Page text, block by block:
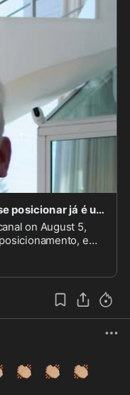
Raul Canal on Instagram: "Não se posicionar já é um posicionamento, e ele diz: eu não me import
on August 5,
e
👏🏽 👏🏽
👏🏽